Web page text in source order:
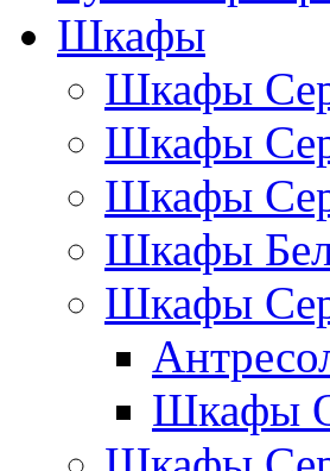
Шкафы
Шкафы
Шкафы
Шкафы
Шкафы
Шкафы
Шкафы